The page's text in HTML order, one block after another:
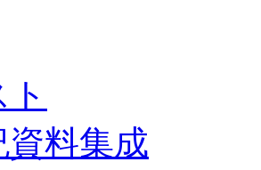
資料集成